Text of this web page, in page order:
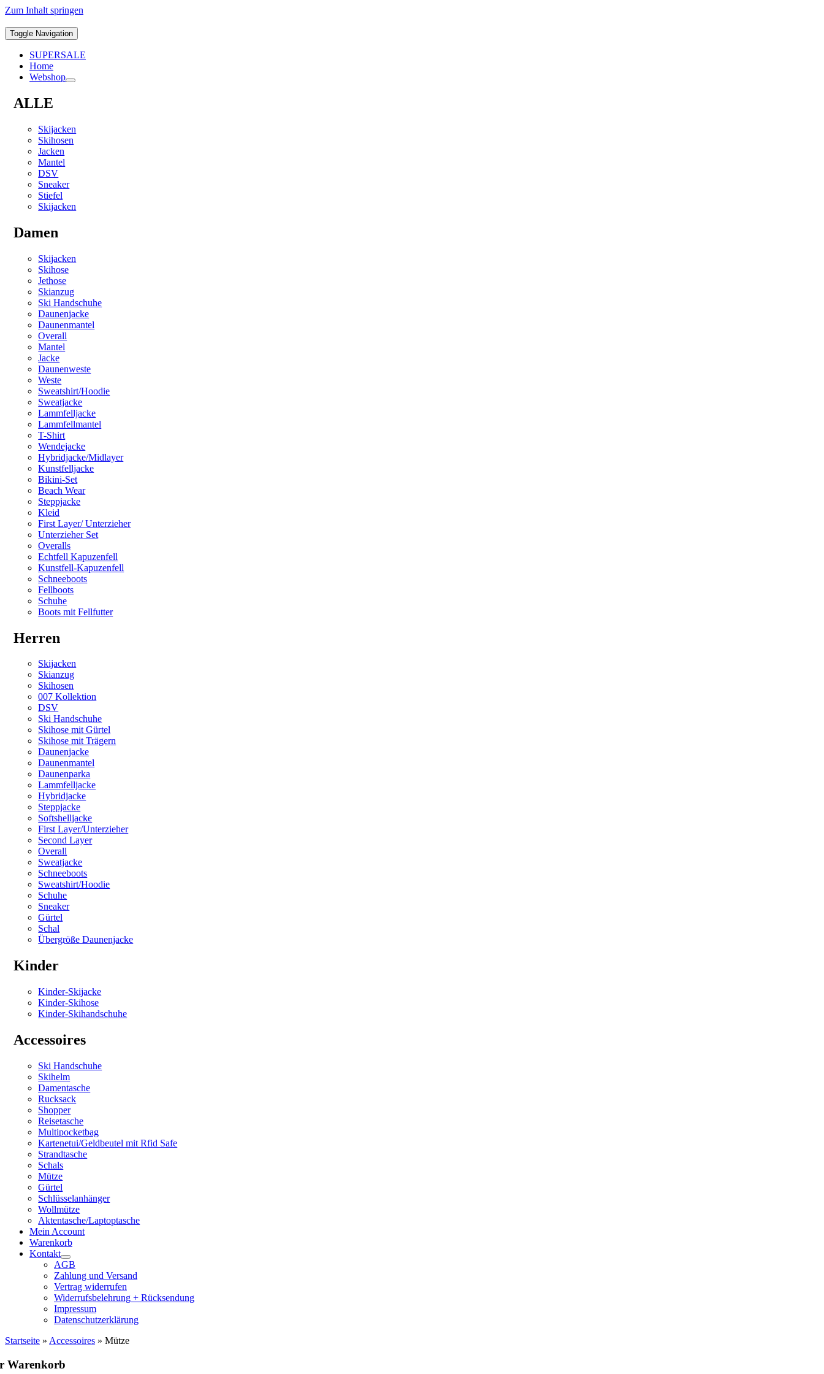
Zum Inhalt springen
Toggle Navigation
SUPERSALE
Home
Webshop
ALLE
Skijacken
Skihosen
Jacken
Mantel
DSV
Sneaker
Stiefel
Skijacken
Damen
Skijacken
Skihose
Jethose
Skianzug
Ski Handschuhe
Daunenjacke
Daunenmantel
Overall
Mantel
Jacke
Daunenweste
Weste
Sweatshirt/Hoodie
Sweatjacke
Lammfelljacke
Lammfellmantel
T-Shirt
Wendejacke
Hybridjacke/Midlayer
Kunstfelljacke
Bikini-Set
Beach Wear
Steppjacke
Kleid
First Layer/ Unterzieher
Unterzieher Set
Overalls
Echtfell Kapuzenfell
Kunstfell-Kapuzenfell
Schneeboots
Fellboots
Schuhe
Boots mit Fellfutter
Herren
Skijacken
Skianzug
Skihosen
007 Kollektion
DSV
Ski Handschuhe
Skihose mit Gürtel
Skihose mit Trägern
Daunenjacke
Daunenmantel
Daunenparka
Lammfelljacke
Hybridjacke
Steppjacke
Softshelljacke
First Layer/Unterzieher
Second Layer
Overall
Sweatjacke
Schneeboots
Sweatshirt/Hoodie
Schuhe
Sneaker
Gürtel
Schal
Übergröße Daunenjacke
Kinder
Kinder-Skijacke
Kinder-Skihose
Kinder-Skihandschuhe
Accessoires
Ski Handschuhe
Skihelm
Damentasche
Rucksack
Shopper
Reisetasche
Multipocketbag
Kartenetui/Geldbeutel mit Rfid Safe
Strandtasche
Schals
Mütze
Gürtel
Schlüsselanhänger
Wollmütze
Aktentasche/Laptoptasche
Mein Account
Warenkorb
Kontakt
AGB
Zahlung und Versand
Vertrag widerrufen
Widerrufsbelehrung + Rücksendung
Impressum
Datenschutzerklärung
Startseite » Accessoires » Mütze
Warenkorb